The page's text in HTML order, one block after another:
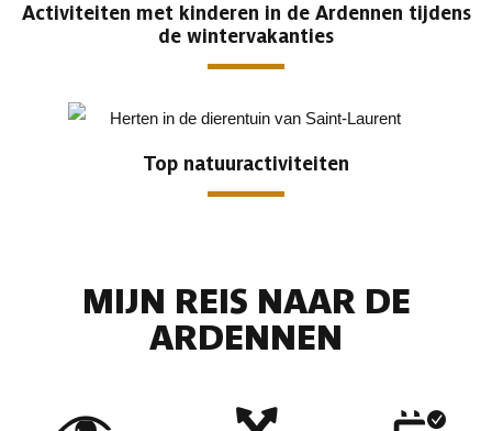
Activiteiten met kinderen in de Ardennen tijdens
de wintervakanties
Top natuuractiviteiten
MIJN REIS NAAR DE
ARDENNEN